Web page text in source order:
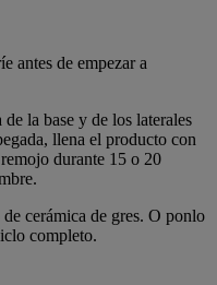
antes de empezar a
la base y de los laterales
llena el producto con
durante 15 o 20
cerámica de gres. O ponlo
completo.